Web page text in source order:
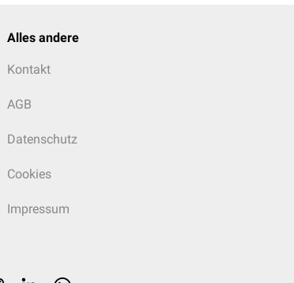
Alles andere
Kontakt
AGB
Datenschutz
Cookies
Impressum